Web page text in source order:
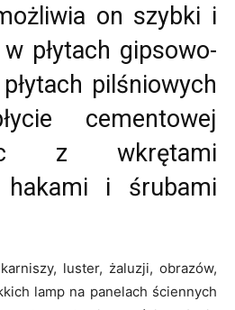
on szybki i
płytach gipsowo-
pilśniowych
cementowej
z wkrętami
hakami i śrubami
luster, żaluzji, obrazów,
lamp na panelach ściennych